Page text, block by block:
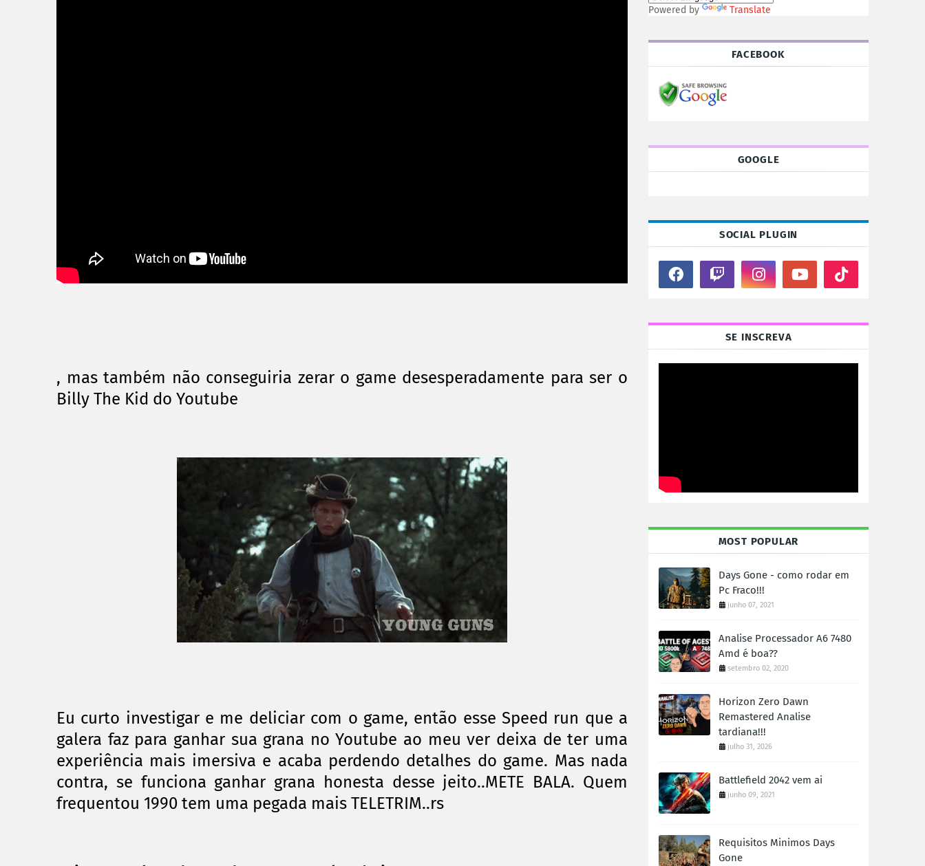
, mas também não conseguiria zerar o game desesperadamente para ser o
Billy The Kid do Youtube
Eu curto investigar e me deliciar com o game, então esse Speed run que a
galera faz para ganhar sua grana no Youtube ao meu ver deixa de ter uma
experiência mais imersiva e acaba perdendo detalhes do game. Mas nada
contra, se funciona ganhar grana honesta desse jeito..METE BALA. Quem
frequentou 1990 tem uma pegada mais TELETRIM..rs
Powered by Translate
FACEBOOK
GOOGLE
SOCIAL PLUGIN
SE INSCREVA
MOST POPULAR
Days Gone - como rodar em
Pc Fraco!!!
junho 07, 2021
Analise Processador A6 7480
Amd é boa??
setembro 02, 2020
Horizon Zero Dawn
Remastered Analise
tardiana!!!
julho 31, 2026
Battlefield 2042 vem ai
junho 09, 2021
Requisitos Minimos Days
Gone